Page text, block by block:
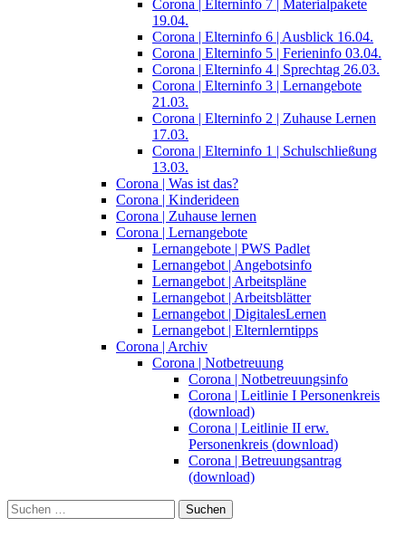
Corona | Elterninfo 7 | Materialpakete
19.04.
Corona | Elterninfo 6 | Ausblick 16.04.
Corona | Elterninfo 5 | Ferieninfo 03.04.
Corona | Elterninfo 4 | Sprechtag 26.03.
Corona | Elterninfo 3 | Lernangebote
21.03.
Corona | Elterninfo 2 | Zuhause Lernen
17.03.
Corona | Elterninfo 1 | Schulschließung
13.03.
Corona | Was ist das?
Corona | Kinderideen
Corona | Zuhause lernen
Corona | Lernangebote
Lernangebote | PWS Padlet
Lernangebot | Angebotsinfo
Lernangebot | Arbeitspläne
Lernangebot | Arbeitsblätter
Lernangebot | DigitalesLernen
Lernangebot | Elternlerntipps
Corona | Archiv
Corona | Notbetreuung
Corona | Notbetreuungsinfo
Corona | Leitlinie I Personenkreis
(download)
Corona | Leitlinie II erw.
Personenkreis (download)
Corona | Betreuungsantrag
(download)
Suchen
nach: